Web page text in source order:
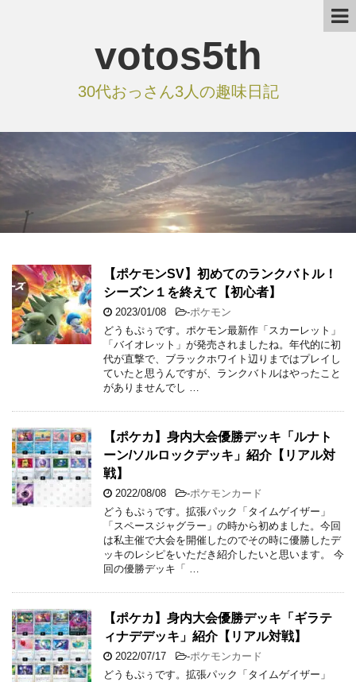
votos5th
30代おっさん3人の趣味日記
【ポケモンSV】初めてのランクバトル！
シーズン１を終えて【初心者】
2023/01/08 -ポケモン
どうもぷぅです。ポケモン最新作「スカーレット」
「バイオレット」が発売されましたね。年代的に初
代が直撃で、ブラックホワイト辺りまではプレイし
ていたと思うんですが、ランクバトルはやったこと
がありませんでし …
【ポケカ】身内大会優勝デッキ「ルナト
ーン/ソルロックデッキ」紹介【リアル対
戦】
2022/08/08 -ポケモンカード
どうもぷぅです。拡張パック「タイムゲイザー」
「スペースジャグラー」の時から初めました。今回
は私主催で大会を開催したのでその時に優勝したデ
ッキのレシピをいただき紹介したいと思います。 今
回の優勝デッキ「 …
【ポケカ】身内大会優勝デッキ「ギラテ
ィナデデッキ」紹介【リアル対戦】
2022/07/17 -ポケモンカード
どうもぷぅです。拡張パック「タイムゲイザー」